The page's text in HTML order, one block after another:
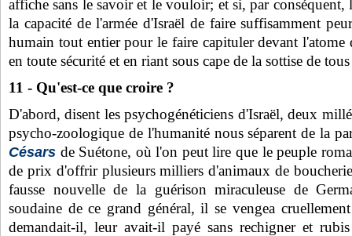
affiche sans le savoir et le vouloir; et si, par
la capacité de l'armée d'Israël de faire suffisamment
humain tout entier pour le faire capituler devant l'atome
en toute sécurité et en riant sous cape de la sottise de
11 - Qu'est-ce que croire ?
D'abord, disent les psychogénéticiens d'Israël, deux
psycho-zoologique de l'humanité nous séparent de la
Césars de Suétone, où l'on peut lire que le peuple
de prix d'offrir plusieurs milliers d'animaux de
fausse nouvelle de la guérison miraculeuse de
soudaine de ce grand général, il se vengea
demandait-il, leur avait-il payé sans rechigner et